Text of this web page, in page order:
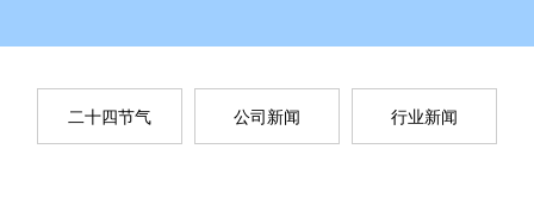
二十四节气 公司新闻 行业新闻